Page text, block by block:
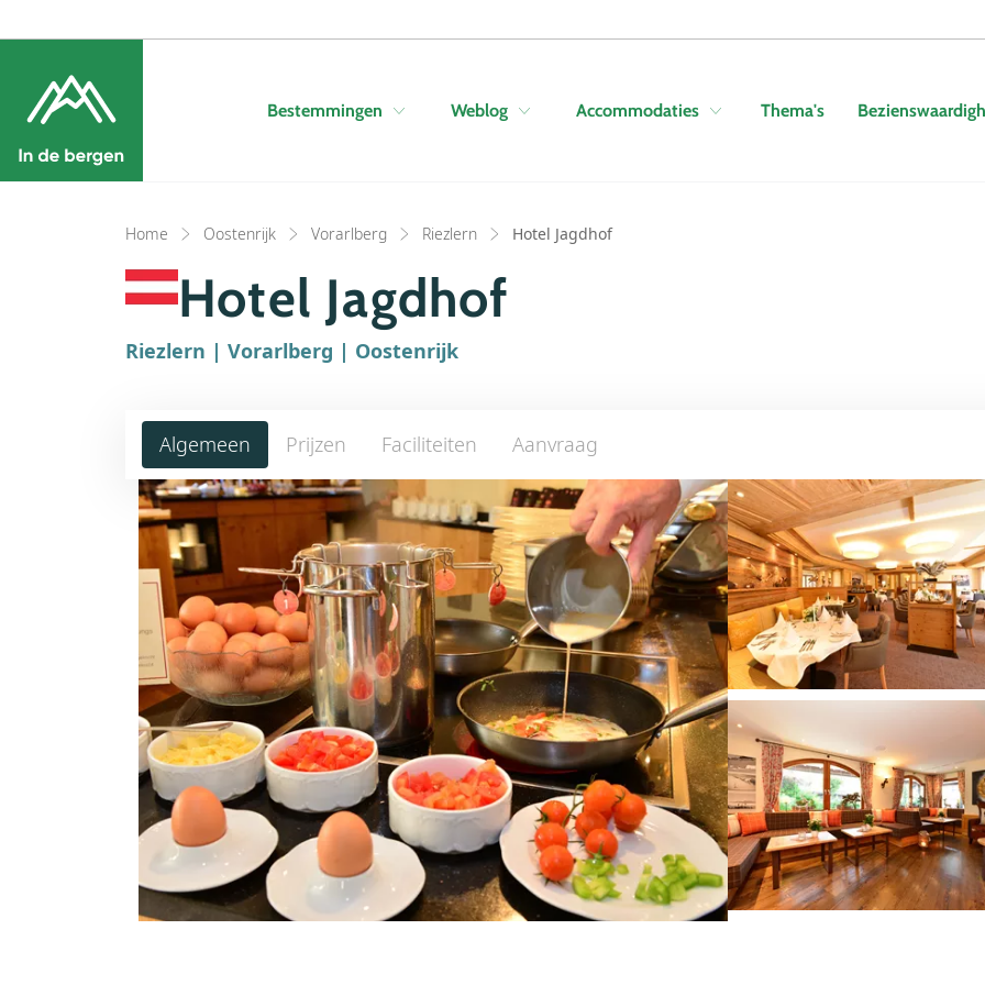
Bestemmingen Weblog Accommodaties Thema's
Home Oostenrijk Vorarlberg Riezlern Hotel Jagdhof
Hotel Jagdhof
Riezlern | Vorarlberg | Oostenrijk
Algemeen Prijzen Faciliteiten Aanvraag